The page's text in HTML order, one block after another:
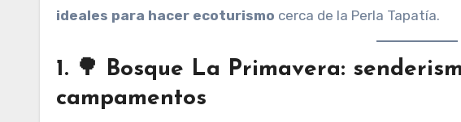
ideales para hacer ecoturismo cerca de la Perla Tapatía.
1. 🌳 Bosque La Primavera:
campamentos